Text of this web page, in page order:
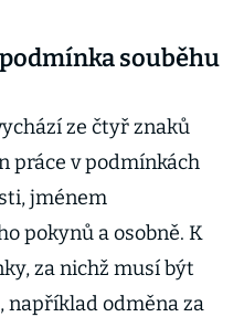
souběhu
ze čtyř znaků
práce v podmínkách
jménem
pokynů a osobně. K
za nichž musí být
například odměna za